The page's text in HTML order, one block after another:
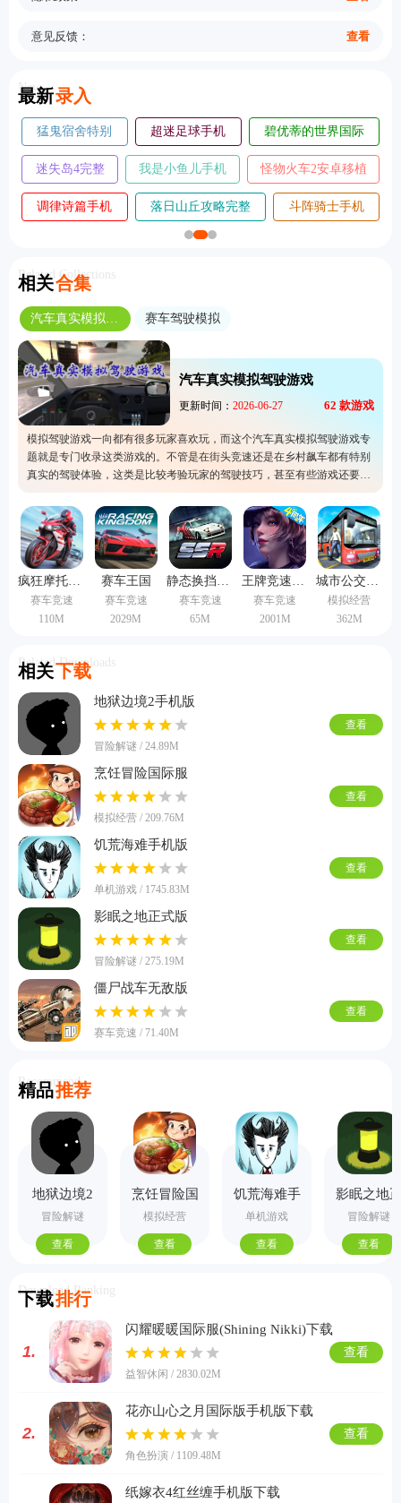
意见反馈： 查看
最新录入
New
劫后公司手机
版
大侠立志传手机
版
情商天花板手机
版
摄影师模拟器手机
版
善良都市手机
版
王座守护者手机
版
奥术扳机中文版
暴走植物园手机版 黄油猫cato手机版
相关合集
Related Collections
赛车驾驶模拟
汽车真实模拟驾驶游戏
更新时间： 2026-06-27 62 款游戏
模拟驾驶游戏一向都有很多玩家喜欢玩，而这个汽车真实模拟驾驶游戏专
题就是专门收录这类游戏的。不管是在街头竞速还是在乡村飙车都有特别
真实的驾驶体验，这类是比较考验玩家的驾驶技巧，甚至有些游戏还要求
遵守交通规则。里面也拥有极高的自由度，这里也已经准备了多个模拟驾
驶游戏的下载服务，有兴趣的话就快来选择一个吧。
赛车竞速
110M
赛车王国
赛车竞速
2029M
赛车竞速
65M
赛车竞速
2001M
城市公交模拟器中国版
模拟经营
362M
相关下载
Related Downloads
地狱边境2手机版
冒险解谜 / 24.89M
查看
烹饪冒险国际服
模拟经营 / 209.76M
查看
饥荒海难手机版
单机游戏 / 1745.83M
查看
影眠之地正式版
冒险解谜 / 275.19M
查看
僵尸战车无敌版
赛车竞速 / 71.40M
查看
精品推荐
Recommend
地狱边境2
手机版
冒险解谜
查看
烹饪冒险国
际服
模拟经营
查看
饥荒海难手
机版
单机游戏
查看
影眠之地
式版
冒险解谜
查看
下载排行
Download Ranking
1.
闪耀暖暖国际服(Shining Nikki)下载
益智休闲 / 2830.02M
查看
2.
花亦山心之月国际版手机版下载
角色扮演 / 1109.48M
查看
纸嫁衣4红丝缠手机版下载